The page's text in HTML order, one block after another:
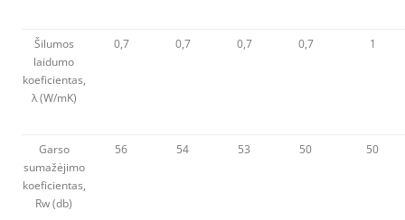
Šilumos
laidumo
koeficientas,
λ (W/mK)
0,7 0,7 0,7 0,7 1
Garso
sumažėjimo
koeficientas,
Rw (db)
56 54 53 50 50